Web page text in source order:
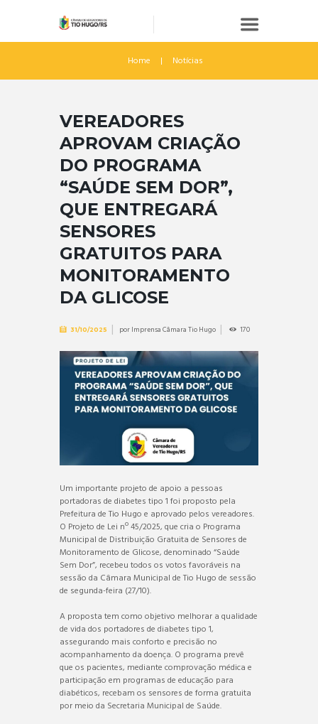
Home Notícias
VEREADORES
APROVAM CRIAÇÃO
DO PROGRAMA
“SAÚDE SEM DOR”,
QUE ENTREGARÁ
SENSORES
GRATUITOS PARA
MONITORAMENTO
DA GLICOSE
31/10/2025 porImprensa Câmara Tio Hugo 170
Um importante projeto de apoio a pessoas
portadoras de diabetes tipo 1 foi proposto pela
Prefeitura de Tio Hugo e aprovado pelos vereadores.
O Projeto de Lei nº 45/2025, que cria o Programa
Municipal de Distribuição Gratuita de Sensores de
Monitoramento de Glicose, denominado “Saúde
Sem Dor”, recebeu todos os votos favoráveis na
sessão da Câmara Municipal de Tio Hugo de sessão
de segunda-feira (27/10).
A proposta tem como objetivo melhorar a qualidade
de vida dos portadores de diabetes tipo 1,
assegurando mais conforto e precisão no
acompanhamento da doença. O programa prevê
que os pacientes, mediante comprovação médica e
participação em programas de educação para
diabéticos, recebam os sensores de forma gratuita
por meio da Secretaria Municipal de Saúde.